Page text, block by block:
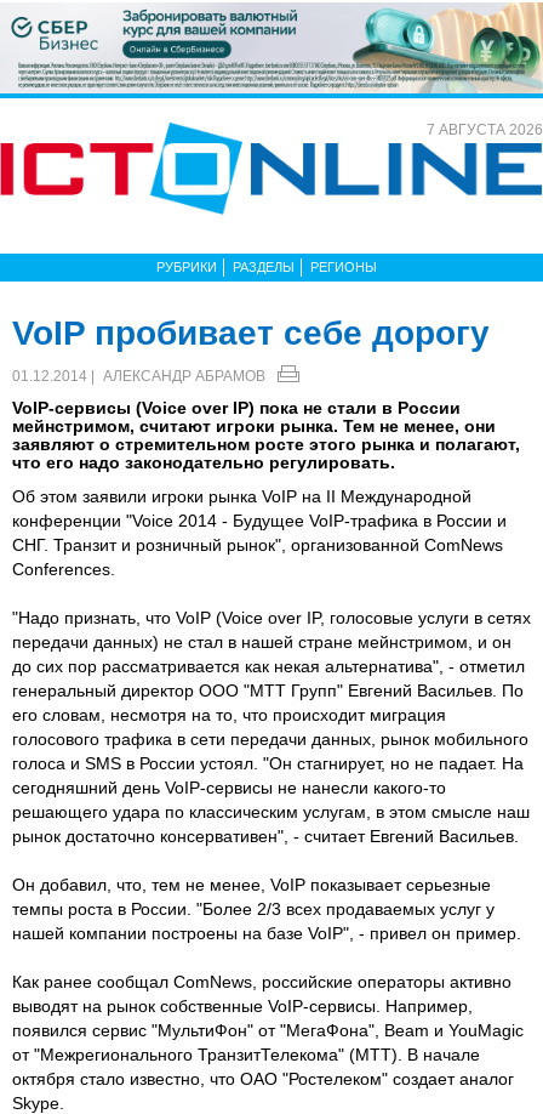
7 АВГУСТА 2026
РУБРИКИ РАЗДЕЛЫ РЕГИОНЫ
VoIP пробивает себе дорогу
01.12.2014 | АЛЕКСАНДР АБРАМОВ
VoIP-сервисы (Voice over IP) пока не стали в России
мейнстримом, считают игроки рынка. Тем не менее, они
заявляют о стремительном росте этого рынка и полагают,
что его надо законодательно регулировать.
Об этом заявили игроки рынка VoIP на II Международной
конференции "Voice 2014 - Будущее VoIP-трафика в России и
СНГ. Транзит и розничный рынок", организованной ComNews
Conferences.
"Надо признать, что VoIP (Voice over IP, голосовые услуги в сетях
передачи данных) не стал в нашей стране мейнстримом, и он
до сих пор рассматривается как некая альтернатива", - отметил
генеральный директор ООО "МТТ Групп" Евгений Васильев. По
его словам, несмотря на то, что происходит миграция
голосового трафика в сети передачи данных, рынок мобильного
голоса и SMS в России устоял. "Он стагнирует, но не падает. На
сегодняшний день VoIP-сервисы не нанесли какого-то
решающего удара по классическим услугам, в этом смысле наш
рынок достаточно консервативен", - считает Евгений Васильев.
Он добавил, что, тем не менее, VoIP показывает серьезные
темпы роста в России. "Более 2/3 всех продаваемых услуг у
нашей компании построены на базе VoIP", - привел он пример.
Как ранее сообщал ComNews, российские операторы активно
выводят на рынок собственные VoIP-сервисы. Например,
появился сервис "МультиФон" от "МегаФона", Beam и YouMagic
от "Межрегионального ТранзитТелекома" (МТТ). В начале
октября стало известно, что ОАО "Ростелеком" создает аналог
Skype.